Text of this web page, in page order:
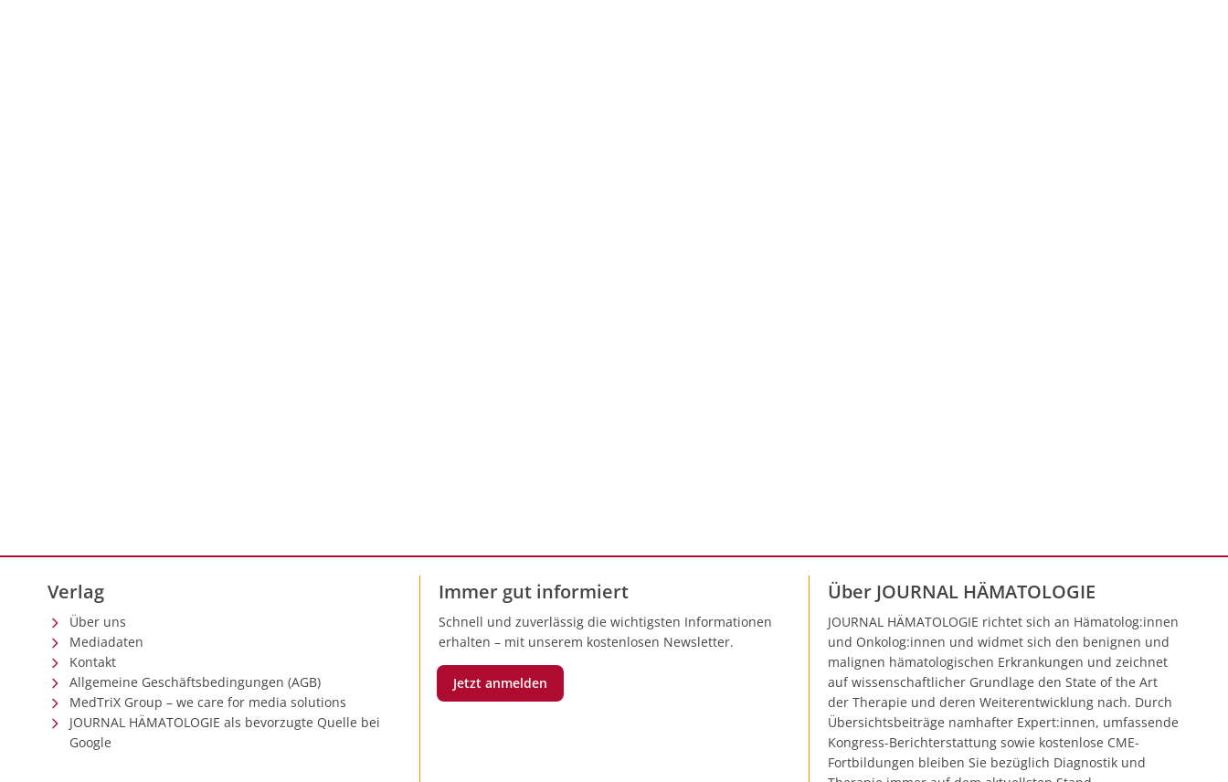
Verlag
Über uns
Mediadaten
Kontakt
Allgemeine Geschäftsbedingungen (AGB)
MedTriX Group – we care for media solutions
JOURNAL HÄMATOLOGIE als bevorzugte Quelle bei
Google
Immer gut informiert
Schnell und zuverlässig die wichtigsten Informationen
erhalten – mit unserem kostenlosen Newsletter.
Jetzt anmelden
Über JOURNAL HÄMATOLOGIE
JOURNAL HÄMATOLOGIE richtet sich an Hämatolog:innen
und Onkolog:innen und widmet sich den benignen und
malignen hämatologischen Erkrankungen und zeichnet
auf wissenschaftlicher Grundlage den State of the Art
der Therapie und deren Weiterentwicklung nach. Durch
Übersichtsbeiträge namhafter Expert:innen, umfassende
Kongress-Berichterstattung sowie kostenlose CME-
Fortbildungen bleiben Sie bezüglich Diagnostik und